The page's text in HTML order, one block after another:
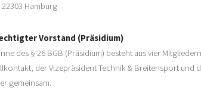
22303 Hamburg
Vorstand (Präsidium)
des § 26 BGB (Präsidium) besteht aus vier
der Vizepräsident Technik & Breitensport
gemeinsam.